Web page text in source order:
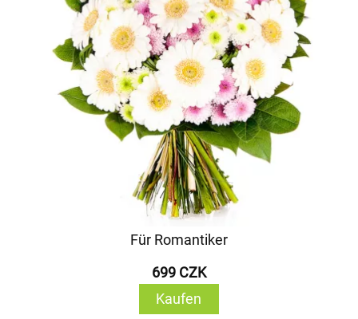
Für Romantiker
699 CZK
Kaufen